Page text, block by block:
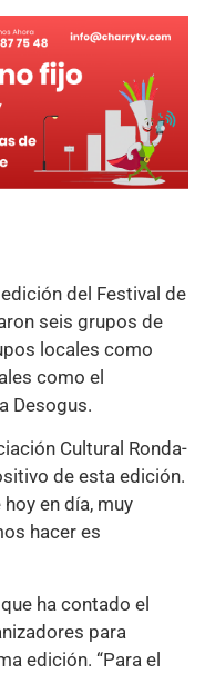
del Festival de
seis grupos de
locales como
como el
Desogus.
Cultural Ronda-
de esta edición.
en día, muy
hacer es
ha contado el
para
edición. “Para el